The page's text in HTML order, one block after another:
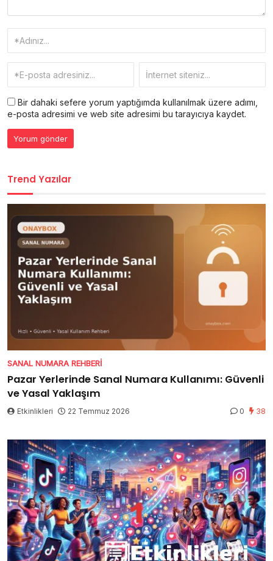
Bir dahaki sefere yorum yaptığımda kullanılmak üzere adımı,
e-posta adresimi ve web site adresimi bu tarayıcıya kaydet.
Trend Yazılar
SANAL NUMARA REHBERI
Pazar Yerlerinde Sanal Numara Kullanımı: Güvenli
ve Yasal Yaklaşım
Etkinlikleri 22 Temmuz 2026 0 38